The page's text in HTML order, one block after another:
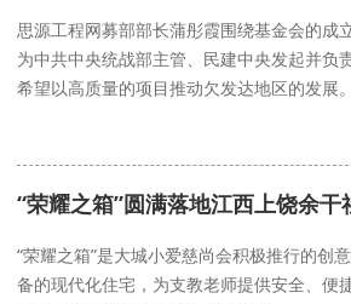
思源工程网募部部长蒲彤霞围绕基金会的成
为中共中央统战部主管、民建中央发起并负
希望以高质量的项目推动欠发达地区的发展。
“荣耀之箱”圆满落地江西上饶余
“荣耀之箱”是大城小爱慈尚会积极推行的创
备的现代化住宅，为支教老师提供安全、便